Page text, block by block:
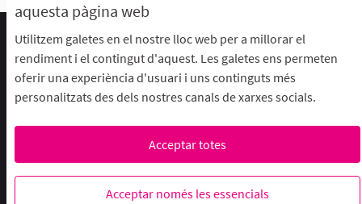
aquesta pàgina web
Utilitzem galetes en el nostre lloc web per a millorar el
rendiment i el contingut d'aquest. Les galetes ens permeten
oferir una experiència d'usuari i uns continguts més
personalitzats des dels nostres canals de xarxes socials.
Acceptar totes
Acceptar només les essencials
Termes d'ús i condicions
Descarrega els fitxers de dades obertes
Configuració de les galetes
programari